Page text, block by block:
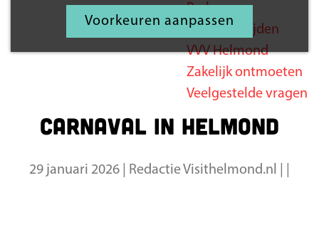
Voorkeuren aanpassen
Parkeren
Openingstijden
VVV Helmond
Zakelijk ontmoeten
Veelgestelde vragen
Carnaval in Helmond
29 januari 2026 Redactie Visithelmond.nl